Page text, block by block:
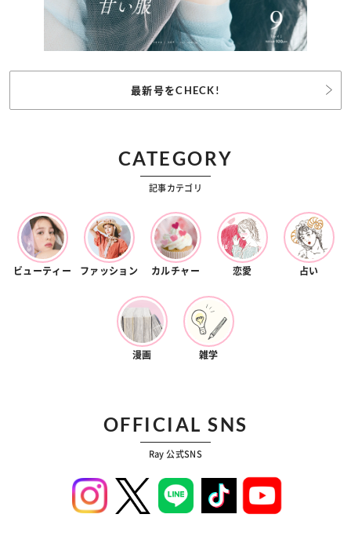
最新号をCHECK!
CATEGORY
記事カテゴリ
ビューティー ファッション カルチャー 恋愛 占い
漫画 雑学
OFFICIAL SNS
Ray 公式SNS